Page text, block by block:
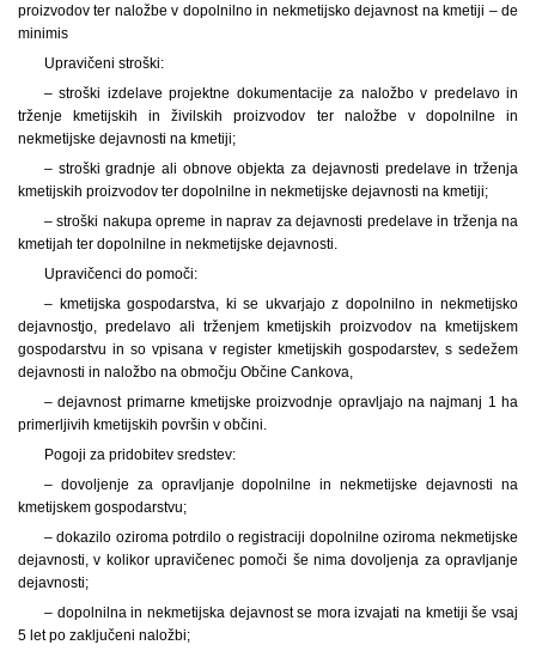
proizvodov ter naložbe v dopolnilno in nekmetijsko dejavnost na kmetiji – de
minimis
Upravičeni stroški:
– stroški izdelave projektne dokumentacije za naložbo v predelavo in
trženje kmetijskih in živilskih proizvodov ter naložbe v dopolnilne in
nekmetijske dejavnosti na kmetiji;
– stroški gradnje ali obnove objekta za dejavnosti predelave in trženja
kmetijskih proizvodov ter dopolnilne in nekmetijske dejavnosti na kmetiji;
– stroški nakupa opreme in naprav za dejavnosti predelave in trženja na
kmetijah ter dopolnilne in nekmetijske dejavnosti.
Upravičenci do pomoči:
– kmetijska gospodarstva, ki se ukvarjajo z dopolnilno in nekmetijsko
dejavnostjo, predelavo ali trženjem kmetijskih proizvodov na kmetijskem
gospodarstvu in so vpisana v register kmetijskih gospodarstev, s sedežem
dejavnosti in naložbo na območju Občine Cankova,
– dejavnost primarne kmetijske proizvodnje opravljajo na najmanj 1 ha
primerljivih kmetijskih površin v občini.
Pogoji za pridobitev sredstev:
– dovoljenje za opravljanje dopolnilne in nekmetijske dejavnosti na
kmetijskem gospodarstvu;
– dokazilo oziroma potrdilo o registraciji dopolnilne oziroma nekmetijske
dejavnosti, v kolikor upravičenec pomoči še nima dovoljenja za opravljanje
dejavnosti;
– dopolnilna in nekmetijska dejavnost se mora izvajati na kmetiji še vsaj
5 let po zaključeni naložbi;